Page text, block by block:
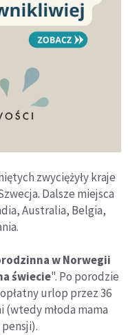
zwyciężyły kraje
Dalsze miejsca
Australia, Belgia,
w Norwegii
świecie". Po porodzie
urlop przez 36
(wtedy młoda mama